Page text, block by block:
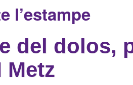
l’estampe
del dolos,
Metz